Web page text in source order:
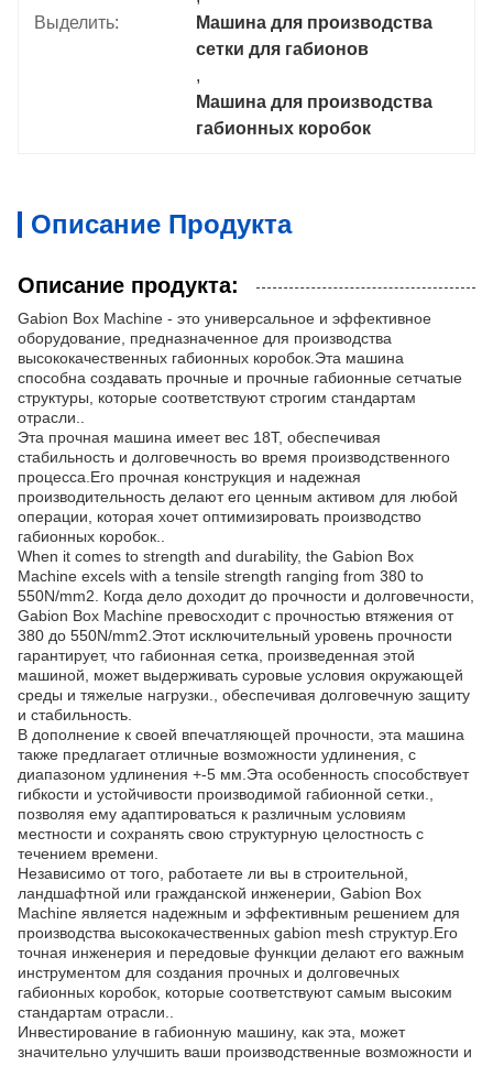
Выделить:
Машина для производства
сетки для габионов
,
Машина для производства
габионных коробок
Описание Продукта
Описание продукта:
Gabion Box Machine - это универсальное и эффективное
оборудование, предназначенное для производства
высококачественных габионных коробок.Эта машина
способна создавать прочные и прочные габионные сетчатые
структуры, которые соответствуют строгим стандартам
отрасли..
Эта прочная машина имеет вес 18Т, обеспечивая
стабильность и долговечность во время производственного
процесса.Его прочная конструкция и надежная
производительность делают его ценным активом для любой
операции, которая хочет оптимизировать производство
габионных коробок..
When it comes to strength and durability, the Gabion Box
Machine excels with a tensile strength ranging from 380 to
550N/mm2. Когда дело доходит до прочности и долговечности,
Gabion Box Machine превосходит с прочностью втяжения от
380 до 550N/mm2.Этот исключительный уровень прочности
гарантирует, что габионная сетка, произведенная этой
машиной, может выдерживать суровые условия окружающей
среды и тяжелые нагрузки., обеспечивая долговечную защиту
и стабильность.
В дополнение к своей впечатляющей прочности, эта машина
также предлагает отличные возможности удлинения, с
диапазоном удлинения +-5 мм.Эта особенность способствует
гибкости и устойчивости производимой габионной сетки.,
позволяя ему адаптироваться к различным условиям
местности и сохранять свою структурную целостность с
течением времени.
Независимо от того, работаете ли вы в строительной,
ландшафтной или гражданской инженерии, Gabion Box
Machine является надежным и эффективным решением для
производства высококачественных gabion mesh структур.Его
точная инженерия и передовые функции делают его важным
инструментом для создания прочных и долговечных
габионных коробок, которые соответствуют самым высоким
стандартам отрасли..
Инвестирование в габионную машину, как эта, может
значительно улучшить ваши производственные возможности и